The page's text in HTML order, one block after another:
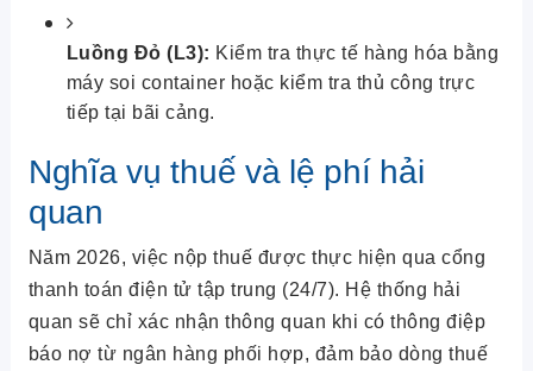
Luồng Đỏ (L3): Kiểm tra thực tế hàng hóa bằng
máy soi container hoặc kiểm tra thủ công trực
tiếp tại bãi cảng.
Nghĩa vụ thuế và lệ phí hải
quan
Năm 2026, việc nộp thuế được thực hiện qua cổng
thanh toán điện tử tập trung (24/7). Hệ thống hải
quan sẽ chỉ xác nhận thông quan khi có thông điệp
báo nợ từ ngân hàng phối hợp, đảm bảo dòng thuế